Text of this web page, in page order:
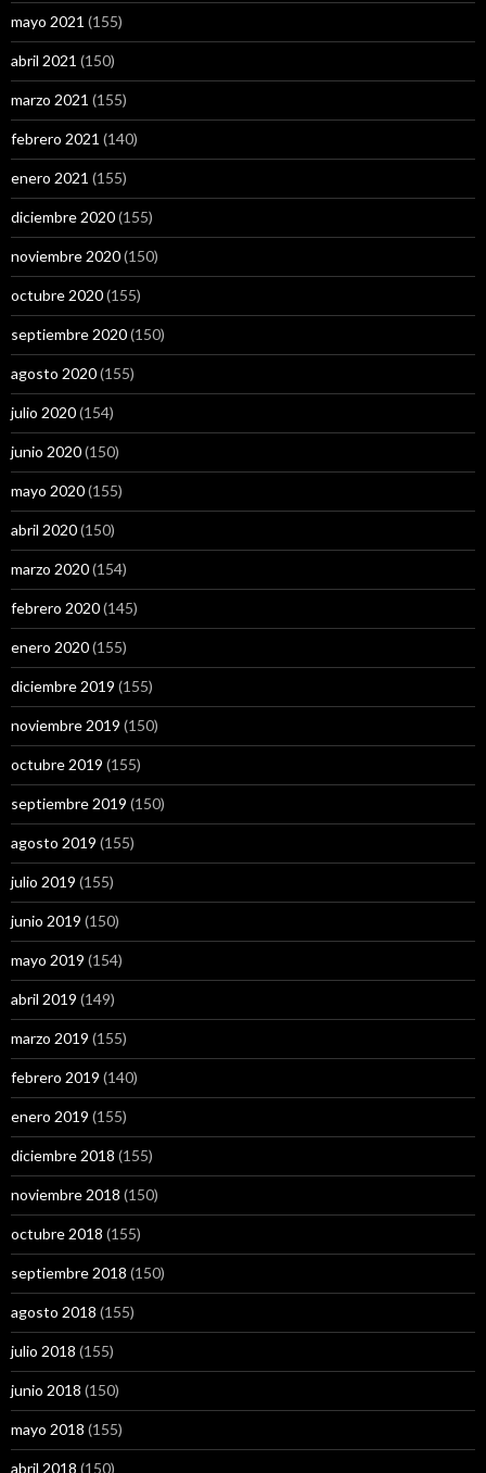
mayo 2021 (155)
abril 2021 (150)
marzo 2021 (155)
febrero 2021 (140)
enero 2021 (155)
diciembre 2020(155)
noviembre 2020(150)
octubre 2020(155)
septiembre 2020(150)
agosto 2020(155)
julio 2020(154)
junio 2020(150)
mayo 2020(155)
abril 2020(150)
marzo 2020(154)
febrero 2020(145)
enero 2020(155)
diciembre 2019 (155)
noviembre 2019 (150)
octubre 2019 (155)
septiembre 2019 (150)
agosto 2019 (155)
julio 2019 (155)
junio 2019 (150)
mayo 2019 (154)
abril 2019 (149)
marzo 2019 (155)
febrero 2019 (140)
enero 2019 (155)
diciembre 2018 (155)
noviembre 2018 (150)
octubre 2018 (155)
septiembre 2018 (150)
agosto 2018 (155)
julio 2018 (155)
junio 2018 (150)
mayo 2018 (155)
abril 2018 (150)